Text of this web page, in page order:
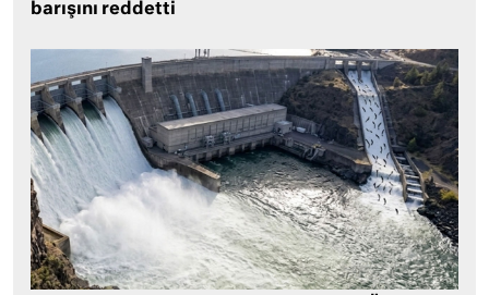
barışını reddetti